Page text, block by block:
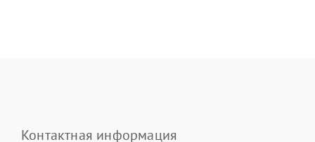
Контактная информация